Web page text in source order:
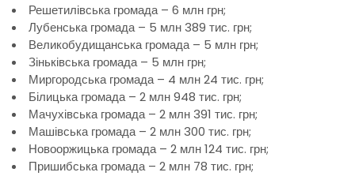
Решетилівська громада – 6 млн грн;
Лубенська громада – 5 млн 389 тис. грн;
Великобудищанська громада – 5 млн грн;
Зіньківська громада – 5 млн грн;
Миргородська громада – 4 млн 24 тис. грн;
Білицька громада – 2 млн 948 тис. грн;
Мачухівська громада – 2 млн 391 тис. грн;
Машівська громада – 2 млн 300 тис. грн;
Новооржицька громада – 2 млн 124 тис. грн;
Пришибська громада – 2 млн 78 тис. грн;